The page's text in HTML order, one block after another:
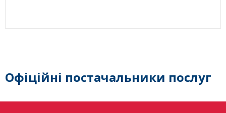
Офіційні постачальники послуг